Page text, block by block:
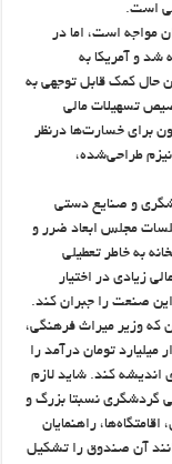
است.
مواجه است، اما در
مواجه شد و آمریکا به
حال کمک قابل توجهی به
تسهیلات مالی
برای خسارت‌ها درنظر
طراحی‌شده،
و صنایع دستی
مجلس ابعاد ضرر و
به خاطر تعطیلی
زیادی در اختیار
صنعت را جبران کند.
وزیر میراث فرهنگی،
صنایع دستی اعلام کرده این مدت ۱۲ هزار میلیارد تومان درآمد را
اندیشه کند. شاید لازم
نسبتا بزرگ و
راهنمایان
آن صندوق را تشکیل